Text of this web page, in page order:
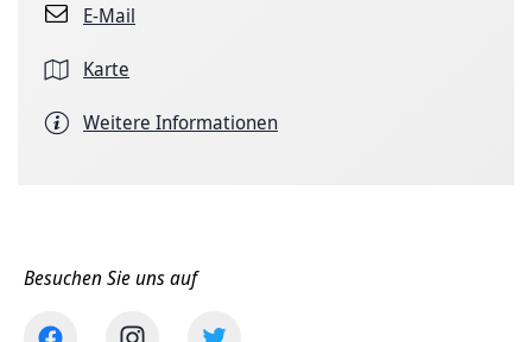
E-Mail
Karte
Weitere Informationen
Besuchen Sie uns auf